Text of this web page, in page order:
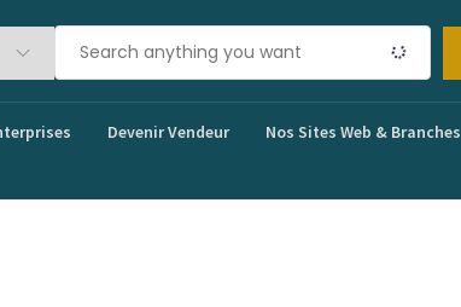
Devenir Vendeur Nos Sites Web & Branches